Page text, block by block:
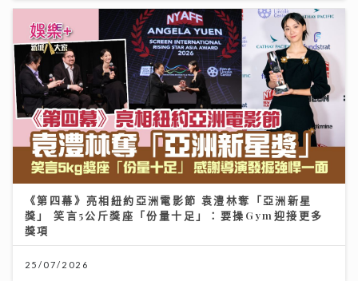
《第四幕》亮相紐約亞洲電影節 袁澧林奪「亞洲新星
獎」 笑言5公斤獎座「份量十足」：要操Gym迎接更多
獎項
25/07/2026